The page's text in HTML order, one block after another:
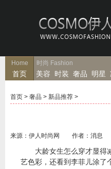
Home
首页
时尚 Fashion
美容 时装 奢品 明星
首页 > 奢品 > 新品推荐 >
来源：伊人时尚网 作者：消息
大龄女生怎么穿才显得减
艺色彩，还看到李菲儿涂了